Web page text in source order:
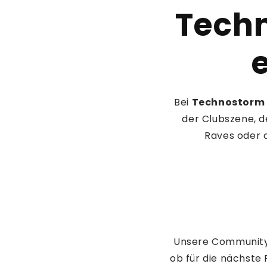
Bei Technostorm
der Clubszene,
Raves oder
Unsere
ob für die nächste